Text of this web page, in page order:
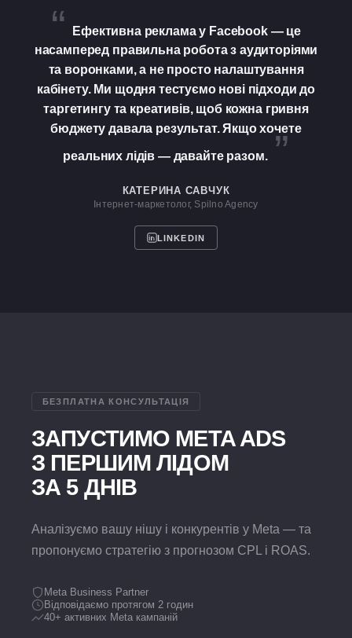
“
Ефективна реклама у Facebook — це
насамперед правильна робота з аудиторіями
та воронками, а не просто налаштування
кабінету. Ми щодня тестуємо нові підходи до
таргетингу та креативів, щоб кожна гривня
бюджету давала результат. Якщо хочете
реальних лідів — давайте разом. ”
КАТЕРИНА САВЧУК
Інтернет-маркетолог, Spilno Agency
LINKEDIN
БЕЗПЛАТНА КОНСУЛЬТАЦІЯ
ЗАПУСТИМО META ADS
З ПЕРШИМ ЛІДОМ
ЗА 5 ДНІВ
Аналізуємо вашу нішу і конкурентів у Meta — та
пропонуємо стратегію з прогнозом CPL і ROAS.
Meta Business Partner
Відповідаємо протягом 2 годин
40+ активних Meta кампаній